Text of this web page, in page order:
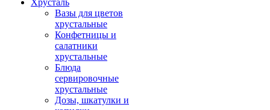
Хрусталь
Вазы для цветов
хрустальные
Конфетницы и
салатники
хрустальные
Блюда
сервировочные
хрустальные
Дозы, шкатулки и